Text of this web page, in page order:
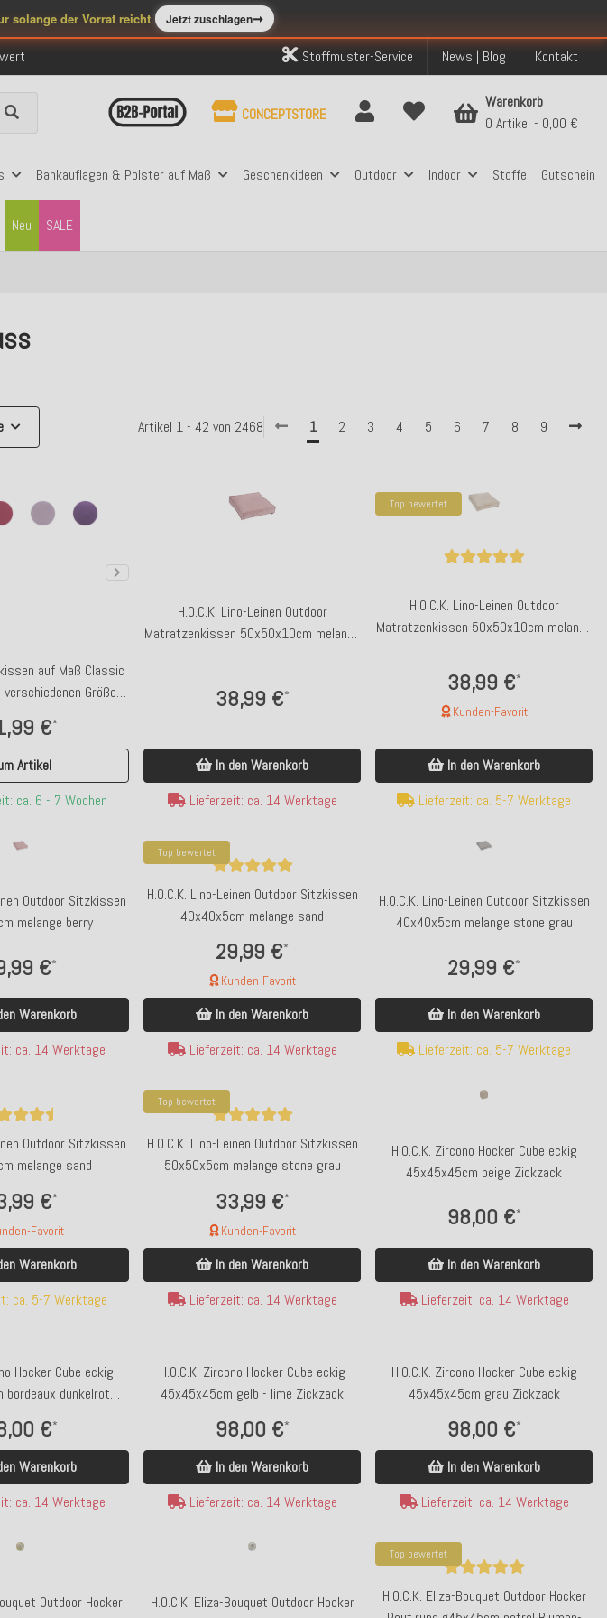
solange der Vorrat reicht Jetzt zuschlagen➞
Stoffmuster-Service News | Blog Kontakt
Bankauflagen & Polster auf Maß Geschenkideen Outdoor Indoor Stoffe Gutschein
SALE
Neu
CONCEPTSTORE
Warenkorb
0 Artikel
0,00 €
Artikel 1 - 42 von 2468 1 2 3 4 5 6 7 8 9
auf Maß Classic
verschiedenen Größen
€*
Artikel
ca. 6 - 7 Wochen
H.O.C.K. Lino-Leinen Outdoor
Matratzenkissen 50x50x10cm melange
38,99 €*
In den Warenkorb
Lieferzeit: ca. 14 Werktage
Top bewertet
H.O.C.K. Lino-Leinen Outdoor
Matratzenkissen 50x50x10cm melange
38,99 €*
Kunden-Favorit
In den Warenkorb
Lieferzeit: ca. 5-7 Werktage
Outdoor Sitzkissen
melange berry
€*
Warenkorb
ca. 14 Werktage
Top bewertet
H.O.C.K. Lino-Leinen Outdoor Sitzkissen
40x40x5cm melange sand
29,99 €*
Kunden-Favorit
In den Warenkorb
Lieferzeit: ca. 14 Werktage
H.O.C.K. Lino-Leinen Outdoor Sitzkissen
40x40x5cm melange stone grau
29,99 €*
In den Warenkorb
Lieferzeit: ca. 5-7 Werktage
Outdoor Sitzkissen
melange sand
€*
Favorit
Warenkorb
ca. 5-7 Werktage
Top bewertet
H.O.C.K. Lino-Leinen Outdoor Sitzkissen
50x50x5cm melange stone grau
33,99 €*
Kunden-Favorit
In den Warenkorb
Lieferzeit: ca. 14 Werktage
H.O.C.K. Zircono Hocker Cube eckig
45x45x45cm beige Zickzack
98,00 €*
In den Warenkorb
Lieferzeit: ca. 14 Werktage
Hocker Cube eckig
dunkelrot
€*
Warenkorb
ca. 14 Werktage
H.O.C.K. Zircono Hocker Cube eckig
45x45x45cm gelb - lime Zickzack
98,00 €*
In den Warenkorb
Lieferzeit: ca. 14 Werktage
H.O.C.K. Zircono Hocker Cube eckig
45x45x45cm grau Zickzack
98,00 €*
In den Warenkorb
Lieferzeit: ca. 14 Werktage
Outdoor Hocker
H.O.C.K. Eliza-Bouquet Outdoor Hocker
Top bewertet
H.O.C.K. Eliza-Bouquet Outdoor Hocker
Leinen Outdoor Sitzkissen
33,99 €
Kunden-Favorit
ca. 14 Werktage
Top bewertet
H.O.C.K. Bankauflage NORM Lucky INDOOR in
ab41,99 €
Kunden-Favorit
Lieferzeit: ca. 5 - 6 Wochen
Top bewertet
H.O.C.K. Riviera Stripe
Kunden-Favorit